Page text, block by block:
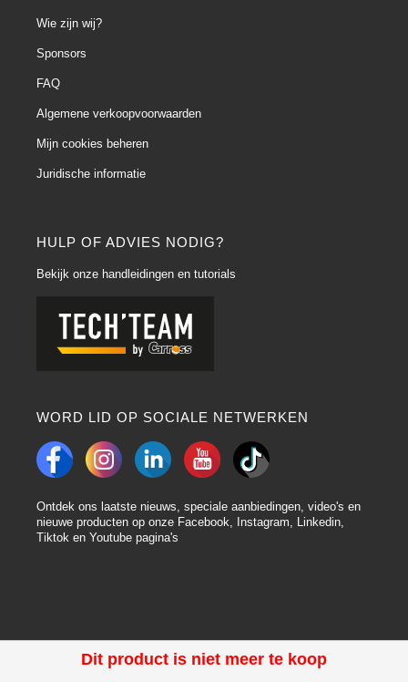
Dit product is niet meer te koop
HULP OF ADVIES NODIG?
Bekijk onze handleidingen en tutorials
WORD LID OP SOCIALE NETWERKEN
Ontdek ons laatste nieuws, speciale aanbiedingen, video's en
nieuwe producten op onze Facebook, Instagram, Linkedin,
Tiktok en Youtube pagina's
Wie zijn wij?
Sponsors
FAQ
Algemene verkoopvoorwaarden
Mijn cookies beheren
Juridische informatie